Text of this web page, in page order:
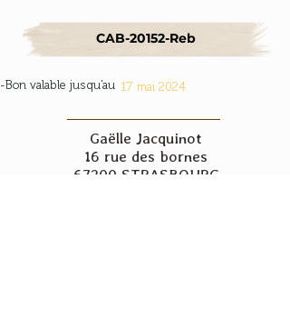
CAB-20152-Reb
-Bon valable jusqu'au 17 mai 2024
Gaëlle Jacquinot
16 rue des bornes
67200 STRASBOURG